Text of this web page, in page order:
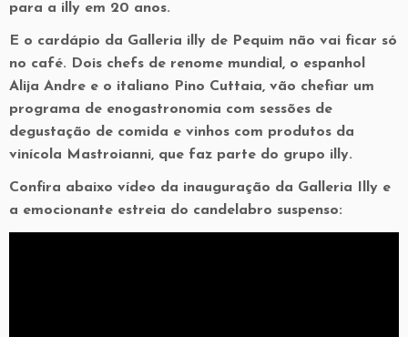
para a illy em 20 anos.
E o cardápio da Galleria illy de Pequim não vai ficar só
no café. Dois chefs de renome mundial, o espanhol
Alija Andre e o italiano Pino Cuttaia, vão chefiar um
programa de enogastronomia com sessões de
degustação de comida e vinhos com produtos da
vinícola Mastroianni, que faz parte do grupo illy.
Confira abaixo vídeo da inauguração da Galleria Illy e
a emocionante estreia do candelabro suspenso: